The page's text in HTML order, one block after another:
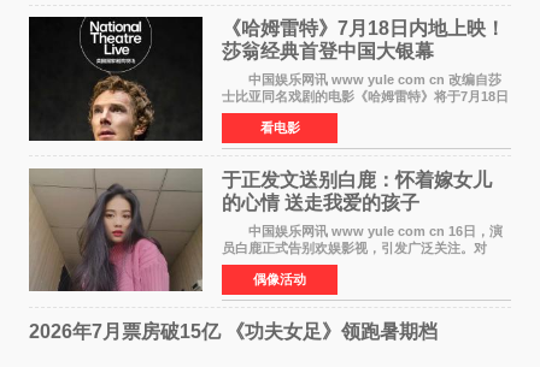
《哈姆雷特》7月18日内地上映！
莎翁经典首登中国大银幕
中国娱乐网讯 www yule com cn 改编自莎
士比亚同名戏剧的电影《哈姆雷特》将于7月18日
在中国内地上映。这部跨越四百年的文学经典被
搬上大银幕，为观众带来一场视觉与听觉的双重
盛宴。 《
看电影
于正发文送别白鹿：怀着嫁女儿
的心情 送走我爱的孩子
中国娱乐网讯 www yule com cn 16日，演
员白鹿正式告别欢娱影视，引发广泛关注。对
此，欢娱影视创始人于正在社交平台发文回应，
字里行间流露不舍与祝福。 于正透露，以前
每次有演员到期不
偶像活动
2026年7月票房破15亿 《功夫女足》领跑暑期档